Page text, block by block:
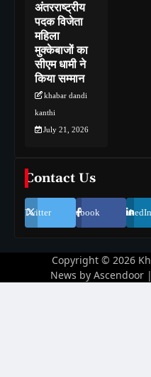
अंतरराष्ट्रीय
पदक विजेता
महिला
मुक्केबाजों का
सीएम धामी ने
किया सम्मान
khabar dandi
kanthi
July 21, 2026
Contact Us
Twitter Facebook LinkedIn
Copyright © 2026
News by Ascendoor